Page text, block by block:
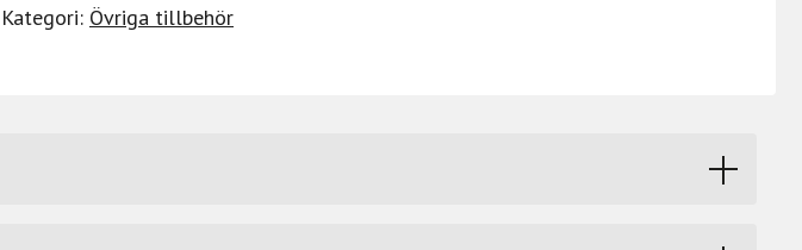
Kategori: Övriga tillbehör